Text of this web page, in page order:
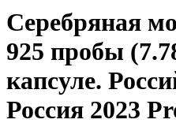
Серебряная
925 пробы
капсуле.
Россия 2023